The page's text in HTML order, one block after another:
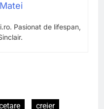
Pasionat de lifespan,
creier